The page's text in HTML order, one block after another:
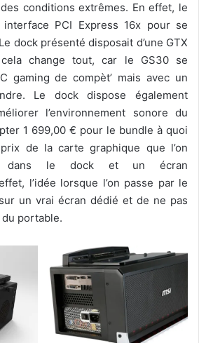
conditions extrêmes. En effet, le
interface PCI Express 16x pour se
dock présenté disposait d’une GTX
change tout, car le GS30 se
gaming de compèt’ mais avec un
Le dock dispose également
l’environnement sonore du
1 699,00 € pour le bundle à quoi
de la carte graphique que l’on
dans le dock et un écran
l’idée lorsque l’on passe par le
un vrai écran dédié et de ne pas
du portable.